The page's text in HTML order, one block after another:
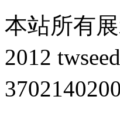
本站所有
2012 twseed